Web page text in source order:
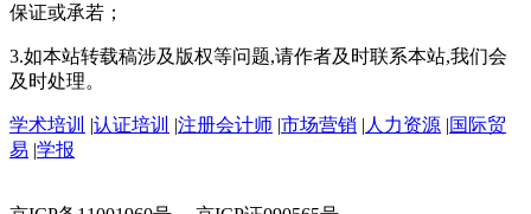
保证或承若；
3.如本站转载稿涉及版权等问题,请作者及时联系本站,我们会
及时处理。
学术培训 |认证培训 |注册会计师 |市场营销 | 人力资源 |国际贸
易 |学报